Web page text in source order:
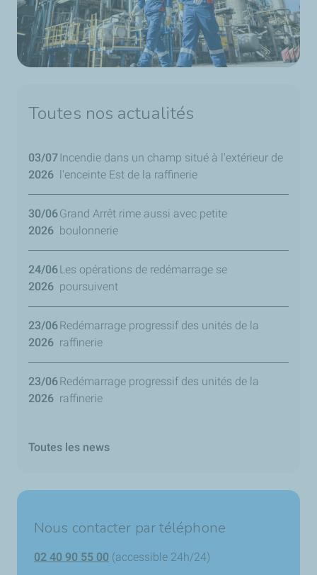
Toutes nos actualités
03/07
2026
Incendie dans un champ situé à l'extérieur de
l'enceinte Est de la raffinerie
30/06
2026
Grand Arrêt rime aussi avec petite
boulonnerie
24/06
2026
Les opérations de redémarrage se
poursuivent
23/06
2026
Redémarrage progressif des unités de la
raffinerie
23/06
2026
Redémarrage progressif des unités de la
raffinerie
Toutes les news
Nous contacter par téléphone
02 40 90 55 00 (accessible 24h/24)